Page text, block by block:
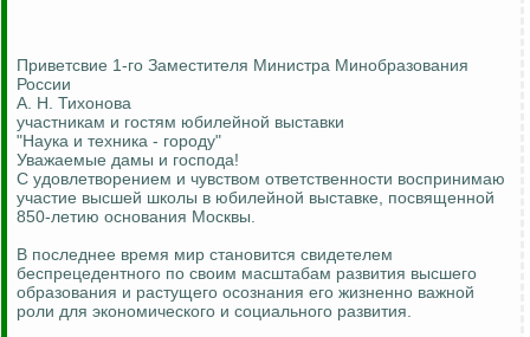
Приветсвие 1-го Заместителя Министра Минобразования
России
А. Н. Тихонова
участникам и гостям юбилейной выставки
"Наука и техника - городу"
Уважаемые дамы и господа!
С удовлетворением и чувством ответственности воспринимаю
участие высшей школы в юбилейной выставке, посвященной
850-летию основания Москвы.
В последнее время мир становится свидетелем
беспрецедентного по своим масштабам развития высшего
образования и растущего осознания его жизненно важной
роли для экономического и социального развития.